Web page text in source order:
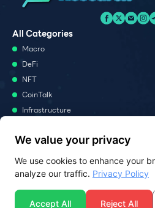
All Categories
Macro
DeFi
NFT
CoinTalk
Infrastructure
Podcast
Monthly Report
Report
News Analysis
We value your privacy
We use cookies to enhance your
analyze our traffic. Privacy Policy
Accept All Reject All